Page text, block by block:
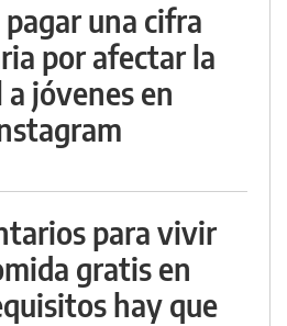
una cifra
por afectar la
jóvenes en
para vivir
gratis en
hay que